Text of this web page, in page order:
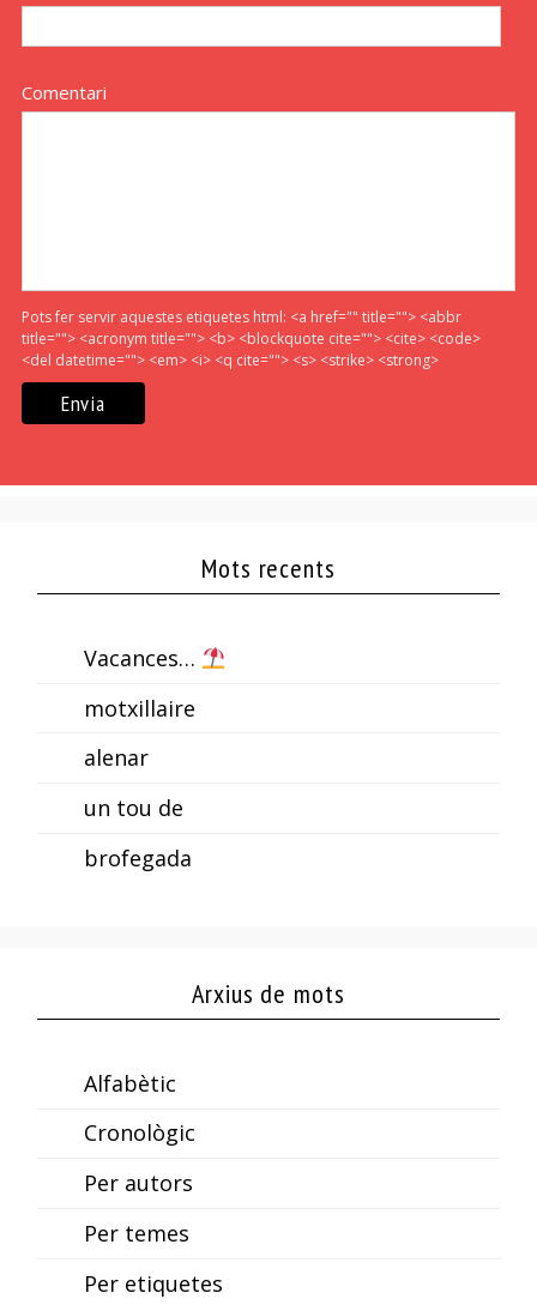
Comentari
Pots fer servir aquestes etiquetes html: <a href="" title=""> <abbr
title=""> <acronym title=""> <b> <blockquote cite=""> <cite> <code>
<del datetime=""> <em> <i> <q cite=""> <s> <strike> <strong>
Mots recents
Vacances…
motxillaire
alenar
un tou de
brofegada
Arxius de mots
Alfabètic
Cronològic
Per autors
Per temes
Per etiquetes